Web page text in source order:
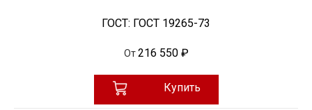
ГОСТ: ГОСТ 19265-73
От 216 550 ₽
Купить